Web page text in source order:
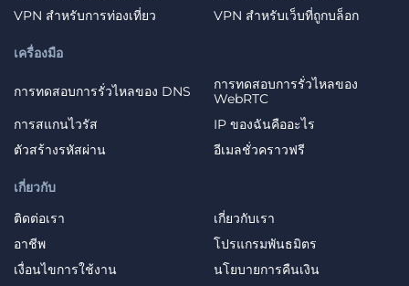
VPN สำหรับการท่องเที่ยว
VPN สำหรับเว็บที่ถูกบล็อก
เกี่ยวกับ
ติดต่อเรา
เกี่ยวกับเรา
อาชีพ
โปรแกรมพันธมิตร
เงื่อนไขการใช้งาน
นโยบายการคืนเงิน
เครื่องมือ
การทดสอบการรั่วไหลของ DNS
การทดสอบการรั่วไหลของ
WebRTC
การสแกนไวรัส
IP ของฉันคืออะไร
ตัวสร้างรหัสผ่าน
อีเมลชั่วคราวฟรี